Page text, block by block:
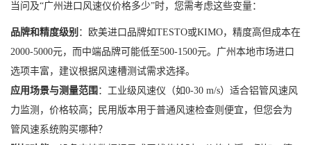
当问及“广州进口风速仪价格多少”时，您需考虑这些变量：
品牌和精度级别 ：欧美进口品牌如TESTO或KIMO，精度高但成本在
2000-5000元，而中端品牌可能低至500-1500元。广州本地市场进口
选项丰富，建议根据风速槽测试需求选择。
应用场景与测量范围 ：工业级风速仪（如0-30 m/s）适合铝管风速风
力监测，价格较高；民用版本用于普通风速检查则便宜，但您会为
管风速系统购买哪种？